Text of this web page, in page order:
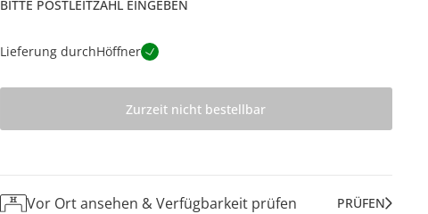
BITTE POSTLEITZAHL EINGEBEN
Lieferung durchHöffner
Zurzeit nicht bestellbar
Vor Ort ansehen & Verfügbarkeit prüfen PRÜFEN